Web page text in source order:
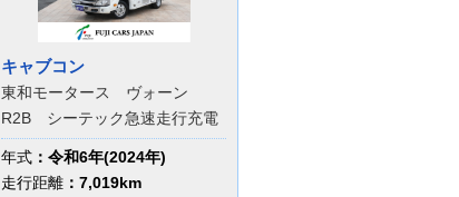
キャブコン
東和モータース ヴォーン
R2B シーテック急速走行充電
年式 ：令和6年(2024年)
走行距離 ：7,019km